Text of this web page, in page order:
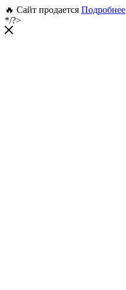
🔥 Сайт продается Подробнее
*/?>